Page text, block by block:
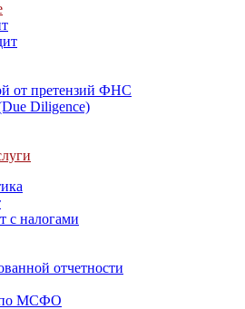
от претензий ФНС
Diligence)
с налогами
отчетности
по МСФО